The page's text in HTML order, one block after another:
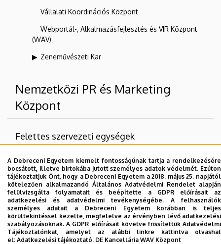
Vállalati Koordinációs Központ
Webportál-, Alkalmazásfejlesztés és VIR Központ
(WAV)
Zeneművészeti Kar
Nemzetközi PR és Marketing
Központ
Felettes szervezeti egységek
Debreceni Egyetem
Dolgozói adatmódosítás igénylése a DE
telefonkönyvében|Külső személyek rögzítése a
DE telefonkönyvében|Súgó|Hibabejelentés
A Debreceni Egyetem kiemelt fontosságúnak tartja a rendelkezésére
bocsátott, illetve birtokába jutott személyes adatok védelmét. Ezúton
tájékoztatjuk Önt, hogy a Debreceni Egyetem a 2018. május 25. napjától
kötelezően alkalmazandó Általános Adatvédelmi Rendelet alapján
felülvizsgálta folyamatait és beépítette a GDPR előírásait az
adatkezelési és adatvédelmi tevékenységébe. A felhasználók
személyes adatait a Debreceni Egyetem korábban is teljes
körültekintéssel kezelte, megfelelve az érvényben lévő adatkezelési
szabályozásoknak. A GDPR előírásait követve frissítettük Adatvédelmi
Tájékoztatónkat, amelyet az alábbi linkre kattintva olvashat
el: Adatkezelési tájékoztató. DE Kancellária WAV Központ